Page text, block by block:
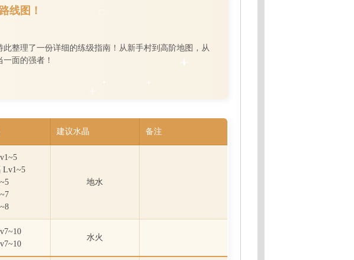
线图！
整理了一份详细的练级指南！从新手村到高阶地图，从
面的强者！
建议水晶 备注
Lv1~5
地水
水火